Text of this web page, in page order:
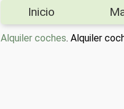
Inicio
Alquiler coches. Alquiler